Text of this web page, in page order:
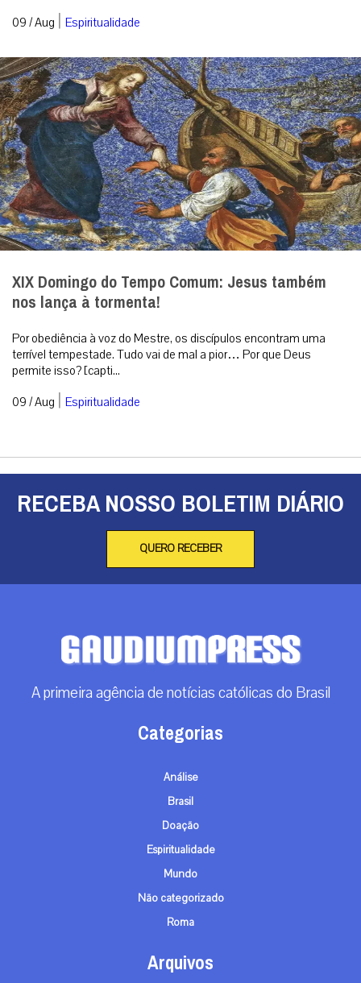
09 / Aug | Espiritualidade
XIX Domingo do Tempo Comum: Jesus também
nos lança à tormenta!
Por obediência à voz do Mestre, os discípulos encontram uma
terrível tempestade. Tudo vai de mal a pior… Por que Deus
permite isso? [capti...
09 / Aug | Espiritualidade
RECEBA NOSSO BOLETIM DIÁRIO
QUERO RECEBER
A primeira agência de notícias católicas do Brasil
Categorias
Análise
Brasil
Doação
Espiritualidade
Mundo
Não categorizado
Roma
Arquivos